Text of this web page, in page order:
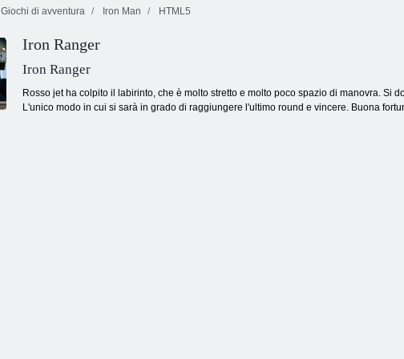
Giochi di avventura Iron Man HTML5
Iron Ranger
Iron Ranger
Rosso jet ha colpito il labirinto, che è molto stretto e molto poco spazio di manovra.
L'unico modo in cui si sarà in grado di raggiungere l'ultimo round e vincere. Buona